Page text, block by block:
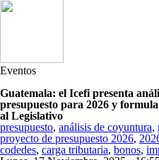
Eventos
Guatemala: el Icefi presenta
presupuesto para 2026 y
al Legislativo
presupuesto, análisis de coyuntura,
proyecto de presupuesto 2026,
codedes, carga tributaria, bonos,